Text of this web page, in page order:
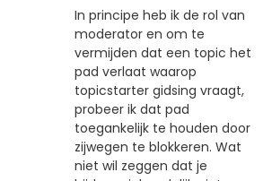
In principe heb ik de rol van
moderator en om te
vermijden dat een topic het
pad verlaat waarop
topicstarter gidsing vraagt,
probeer ik dat pad
toegankelijk te houden door
zijwegen te blokkeren. Wat
niet wil zeggen dat je